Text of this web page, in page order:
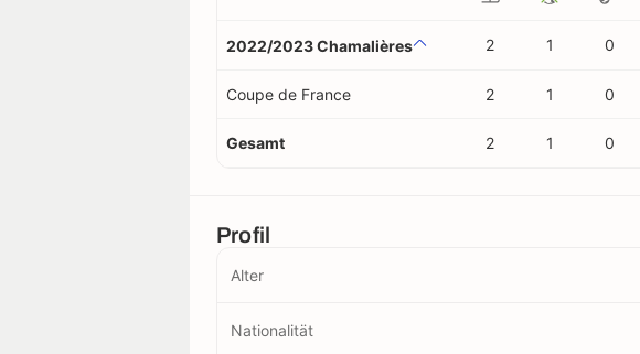
2022/2023 Chamalières 2 1 0
Coupe de France 2 1 0
Gesamt 2 1 0
Profil
Alter
Nationalität